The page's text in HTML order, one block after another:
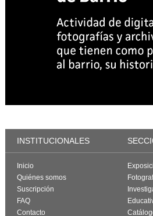
INSTITUCIONALES
Inicio
Quiénes somos
Suscripción
FAQ
Contacto